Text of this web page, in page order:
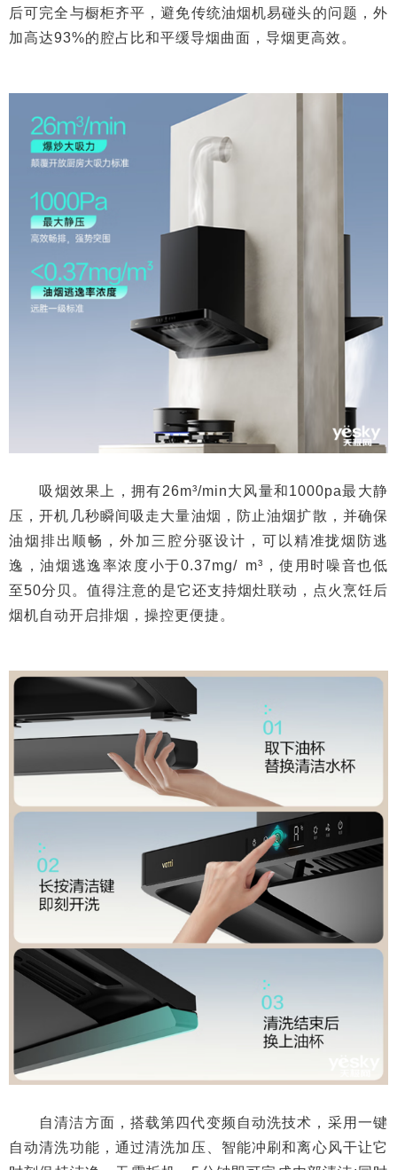
后可完全与橱柜齐平，避免传统油烟机易碰头的问题，外
加高达93%的腔占比和平缓导烟曲面，导烟更高效。
吸烟效果上，拥有26m³/min大风量和1000pa最大静
压，开机几秒瞬间吸走大量油烟，防止油烟扩散，并确保
油烟排出顺畅，外加三腔分驱设计，可以精准拢烟防逃
逸，油烟逃逸率浓度小于0.37mg/ m³，使用时噪音也低
至50分贝。值得注意的是它还支持烟灶联动，点火烹饪后
烟机自动开启排烟，操控更便捷。
自清洁方面，搭载第四代变频自动洗技术，采用一键
自动清洗功能，通过清洗加压、智能冲刷和离心风干让它